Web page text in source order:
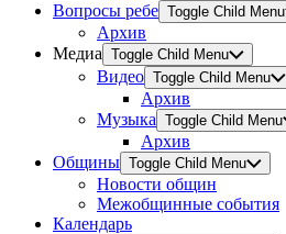
Вопросы ребе Toggle Child Menu
Архив
Медиа Toggle Child Menu
Видео Toggle Child Menu
Архив
Музыка Toggle Child Menu
Архив
Общины Toggle Child Menu
Новости общин
Межобщинные события
Календарь